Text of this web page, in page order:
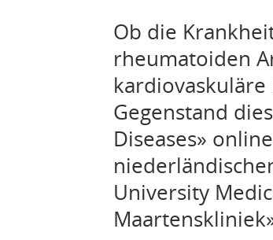
Ob die
rheumatoiden
Gegenstand
Diseases»
University